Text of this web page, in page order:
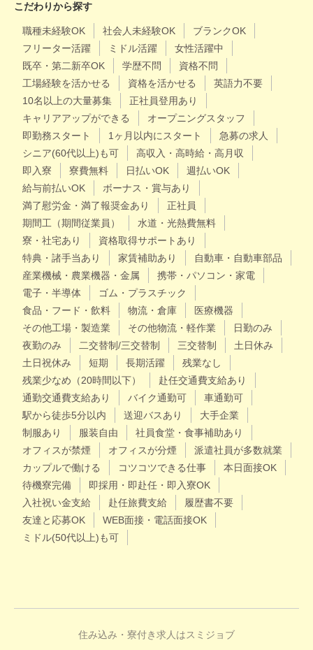
こだわりから探す
職種未経験OK 社会人未経験OK
ブランクOK
フリーター活躍
ミドル活躍
女性活躍中
既卒・第二新卒OK
学歴不問
資格不問
工場経験を活かせる
資格を活かせる
英語力不要
10名以上の大量募集
正社員登用あり
キャリアアップができる
オープニングスタッフ
即勤務スタート
1ヶ月以内にスタート
急募の求人
シニア(60代以上)も可
高収入・高時給・高月収
即入寮
寮費無料 日払いOK
週払いOK
給与前払いOK
ボーナス・賞与あり
満了慰労金・満了報奨金あり
正社員
期間工（期間従業員）
水道・光熱費無料
寮・社宅あり
資格取得サポートあり
特典・諸手当あり
家賃補助あり
自動車・自動車部品
産業機械・農業機器・金属
携帯・パソコン・家電
電子・半導体
ゴム・プラスチック
食品・フード・飲料
物流・倉庫
医療機器
その他工場・製造業
その他物流・軽作業
日勤のみ
夜勤のみ
二交替制/三交替制 三交替制
土日休み
土日祝休み
短期 長期活躍
残業なし
残業少なめ（20時間以下）
赴任交通費支給あり
通勤交通費支給あり
バイク通勤可
車通勤可
駅から徒歩5分以内
送迎バスあり
大手企業
制服あり
服装自由
社員食堂・食事補助あり
オフィスが禁煙
オフィスが分煙
派遣社員が多数就業
カップルで働ける
コツコツできる仕事
本日面接OK
待機寮完備
即採用・即赴任・即入寮OK
入社祝い金支給
赴任旅費支給
履歴書不要
友達と応募OK
WEB面接・電話面接OK
ミドル(50代以上)も可
住み込み・寮付き求人はスミジョブ